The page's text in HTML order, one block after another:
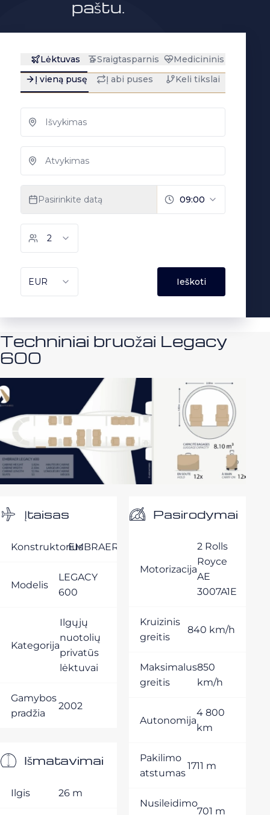
paštu.
Techniniai bruožai Legacy
600
Įtaisas
KonstruktoriusEMBRAER
Modelis
LEGACY
600
Kategorija
Ilgųjų
nuotolių
privatūs
lėktuvai
Gamybos
pradžia
2002
Išmatavimai
Ilgis 26 m
Pasirodymai
Motorizacija
2 Rolls
Royce
AE
3007A1E
Kruizinis
greitis
840 km/h
Maksimalus
greitis
850
km/h
Autonomija
4 800
km
Pakilimo
atstumas
1711 m
Nusileidimo
701 m